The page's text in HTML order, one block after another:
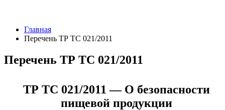
Главная
Перечень ТР ТС 021/2011
Перечень ТР ТС 021/2011
ТР ТС 021/2011 — О безопасности
пищевой продукции